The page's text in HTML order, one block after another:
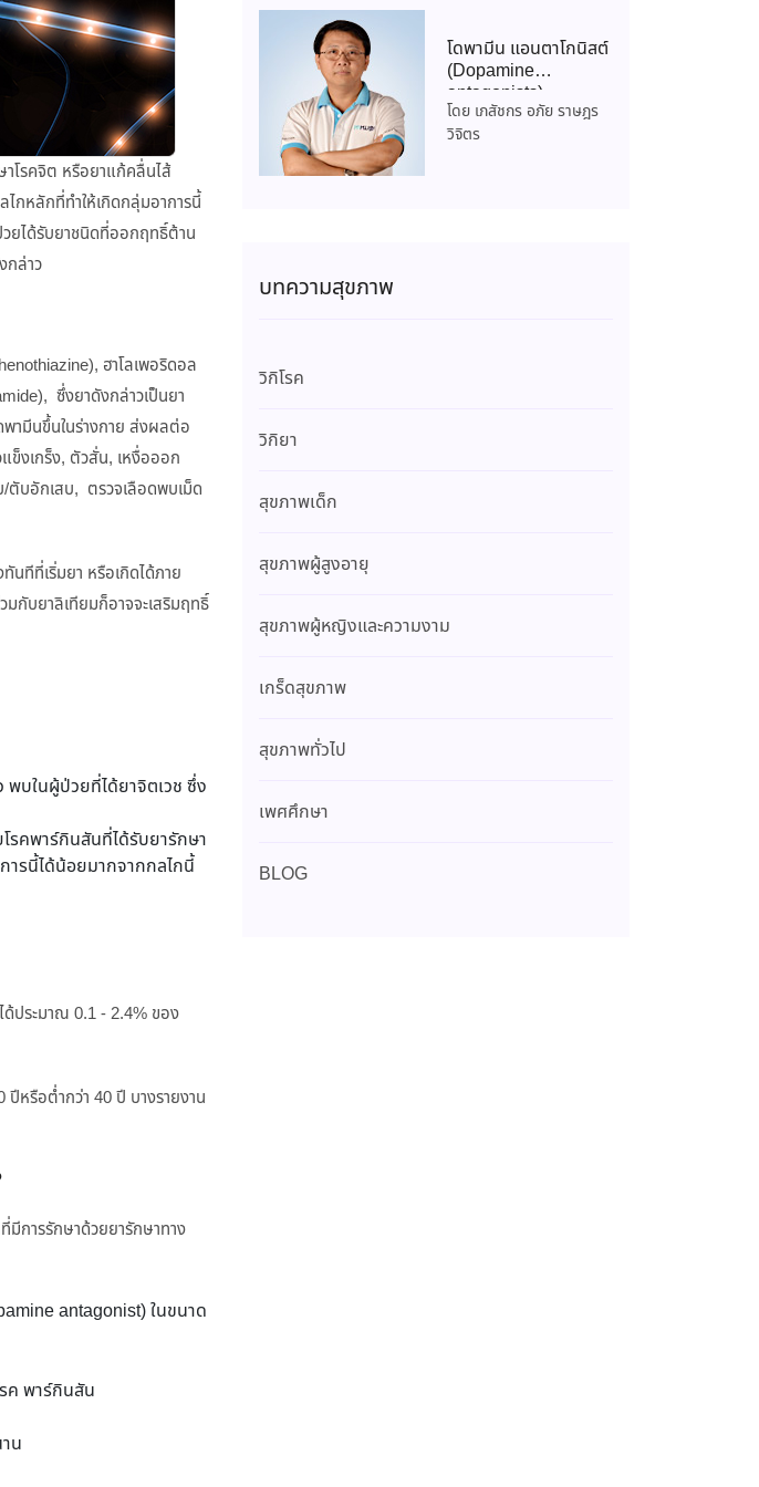
าโรคจิต หรือยาแก้คลื่นไส้
ไกหลักที่ทำให้เกิดกลุ่มอาการนี้
วยได้รับยาชนิดที่ออกฤทธิ์ต้าน
กล่าว
ฮาโลเพอริดอล
ซึ่งยาดังกล่าวเป็นยา
ามีนขึ้นในร่างกาย ส่งผลต่อ
ข็งเกร็ง, ตัวสั่น, เหงื่อออก
/ตับอักเสบ, ตรวจเลือดพบเม็ด
นทีที่เริ่มยา หรือเกิดได้ภาย
กับยาลิเทียมก็อาจจะเสริมฤทธิ์
พบในผู้ป่วยที่ได้ยาจิตเวช ซึ่ง
รคพาร์กินสันที่ได้รับยารักษา
ารนี้ได้น้อยมากจากกลไกนี้
ด้ประมาณ 0.1 - 2.4% ของ
หรือต่ำกว่า 40 ปี บางรายงาน
มีการรักษาด้วยยารักษาทาง
antagonist) ในขนาด
ค พาร์กินสัน
น
โดพามีน แอนตาโกนิสต์
(Dopamine
antagonists)
โดย เภสัชกร อภัย ราษฎร
วิจิตร
บทความสุขภาพ
วิกิโรค
วิกิยา
สุขภาพเด็ก
สุขภาพผู้สูงอายุ
สุขภาพผู้หญิงและความงาม
เกร็ดสุขภาพ
สุขภาพทั่วไป
เพศศึกษา
BLOG